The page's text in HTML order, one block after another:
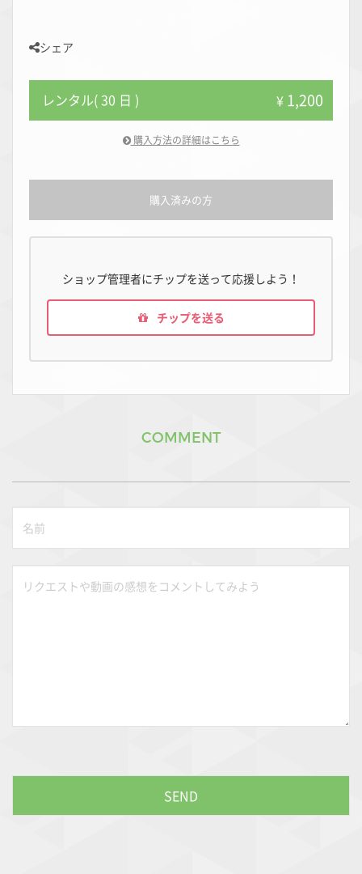
シェア
レンタル( 30 日 ) ¥ 1,200
購入方法の詳細はこちら
購入済みの方
ショップ管理者にチップを送って応援しよう！
チップを送る
COMMENT